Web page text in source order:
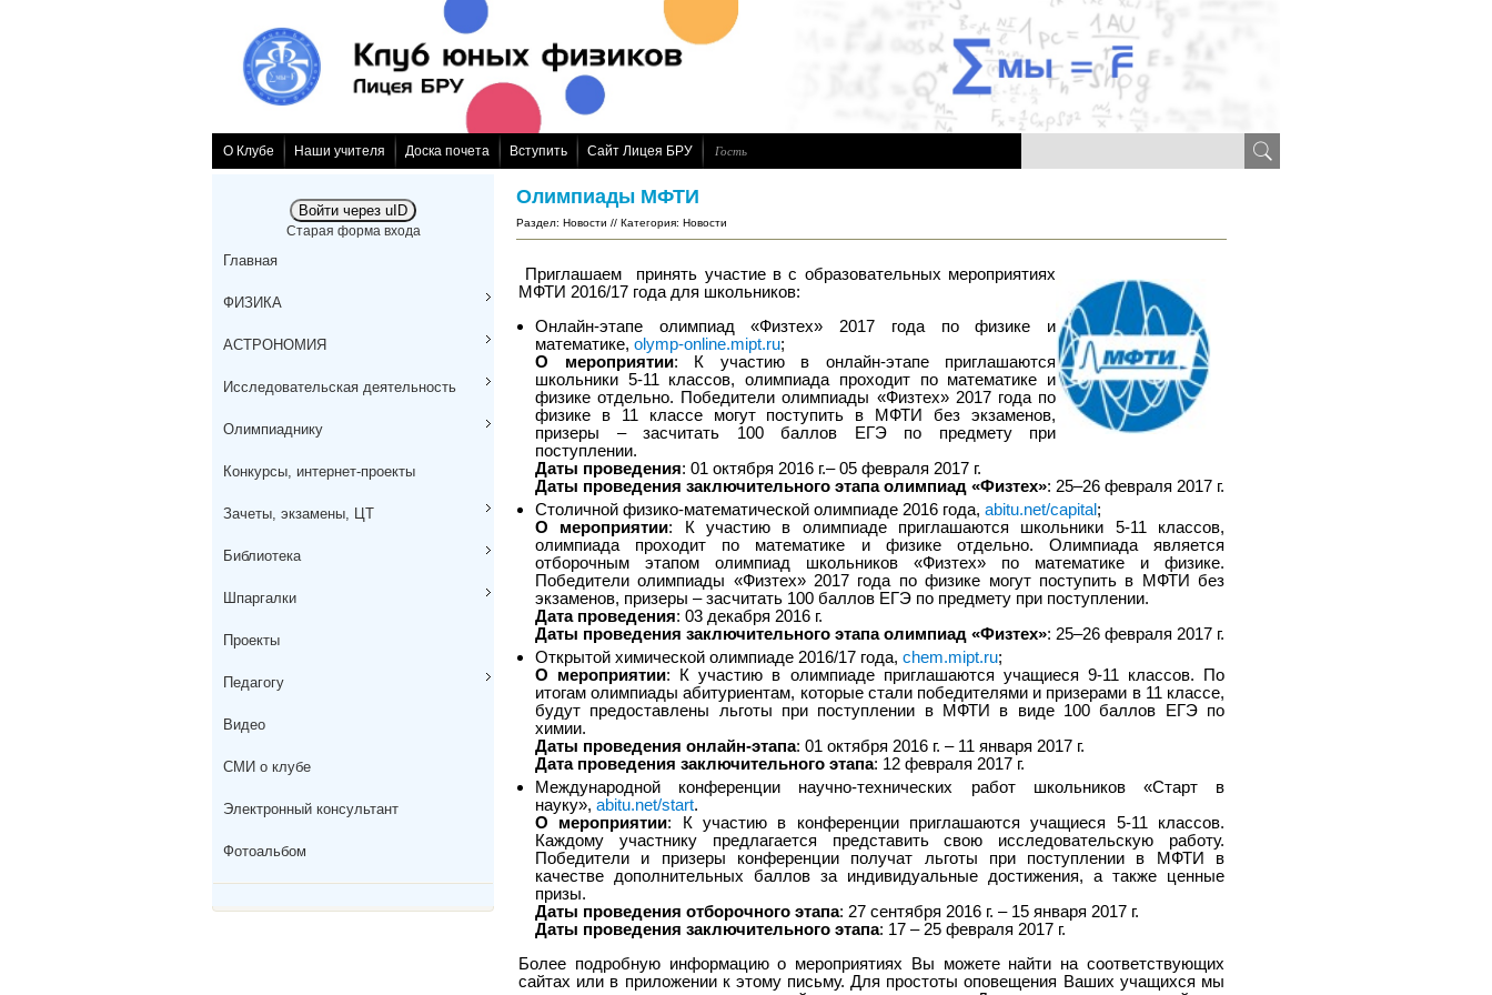
О Клубе Наши учителя Доска почета Вступить Сайт Лицея БРУ Гость
Войти через uID
Старая форма входа
Главная
ФИЗИКА
АСТРОНОМИЯ
Исследовательская деятельность
Олимпиаднику
Конкурсы, интернет-проекты
Зачеты, экзамены, ЦТ
Библиотека
Шпаргалки
Проекты
Педагогу
Видео
СМИ о клубе
Электронный консультант
Фотоальбом
Олимпиады МФТИ
Раздел: Новости // Категория: Новости
Приглашаем принять участие в с образовательных мероприятиях
МФТИ 2016/17 года для школьников:
Онлайн-этапе олимпиад «Физтех» 2017 года по физике и
математике, olymp-online.mipt.ru;
О мероприятии: К участию в онлайн-этапе приглашаются
школьники 5-11 классов, олимпиада проходит по математике и
физике отдельно. Победители олимпиады «Физтех» 2017 года по
физике в 11 классе могут поступить в МФТИ без экзаменов,
призеры – засчитать 100 баллов ЕГЭ по предмету при
поступлении.
Даты проведения: 01 октября 2016 г.– 05 февраля 2017 г.
Даты проведения заключительного этапа олимпиад «Физтех»: 25–26 февраля 2017 г.
Столичной физико-математической олимпиаде 2016 года, abitu.net/capital;
О мероприятии: К участию в олимпиаде приглашаются школьники 5-11 классов,
олимпиада проходит по математике и физике отдельно. Олимпиада является
отборочным этапом олимпиад школьников «Физтех» по математике и физике.
Победители олимпиады «Физтех» 2017 года по физике могут поступить в МФТИ без
экзаменов, призеры – засчитать 100 баллов ЕГЭ по предмету при поступлении.
Дата проведения: 03 декабря 2016 г.
Даты проведения заключительного этапа олимпиад «Физтех»: 25–26 февраля 2017 г.
Открытой химической олимпиаде 2016/17 года, chem.mipt.ru;
О мероприятии: К участию в олимпиаде приглашаются учащиеся 9-11 классов. По
итогам олимпиады абитуриентам, которые стали победителями и призерами в 11 классе,
будут предоставлены льготы при поступлении в МФТИ в виде 100 баллов ЕГЭ по
химии.
Даты проведения онлайн-этапа: 01 октября 2016 г. – 11 января 2017 г.
Дата проведения заключительного этапа: 12 февраля 2017 г.
Международной конференции научно-технических работ школьников «Старт в
науку», abitu.net/start.
О мероприятии: К участию в конференции приглашаются учащиеся 5-11 классов.
Каждому участнику предлагается представить свою исследовательскую работу.
Победители и призеры конференции получат льготы при поступлении в МФТИ в
качестве дополнительных баллов за индивидуальные достижения, а также ценные
призы.
Даты проведения отборочного этапа: 27 сентября 2016 г. – 15 января 2017 г.
Даты проведения заключительного этапа: 17 – 25 февраля 2017 г.
Более подробную информацию о мероприятиях Вы можете найти на соответствующих
сайтах или в приложении к этому письму. Для простоты оповещения Ваших учащихся мы